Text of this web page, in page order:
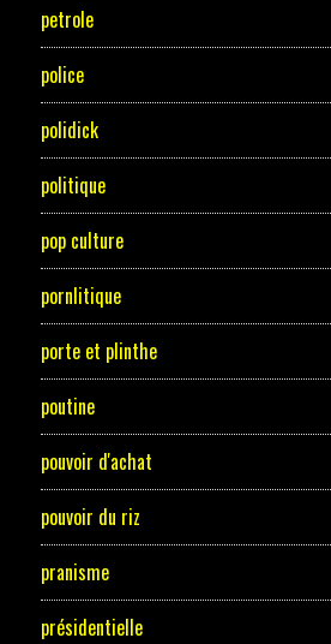
petrole
police
polidick
politique
pop culture
pornlitique
porte et plinthe
poutine
pouvoir d'achat
pouvoir du riz
pranisme
présidentielle